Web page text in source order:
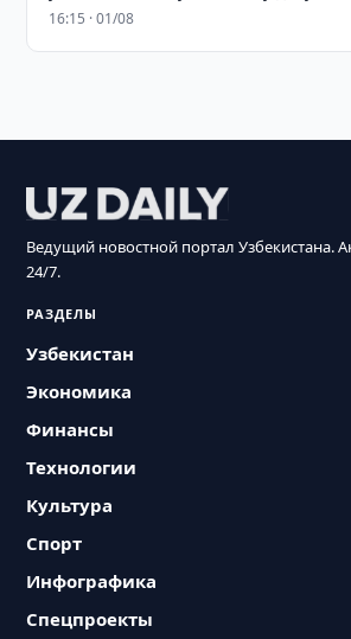
16:15 · 01/08
Ведущий новостной портал Узбекистана.
24/7.
РАЗДЕЛЫ
Узбекистан
Экономика
Финансы
Технологии
Культура
Спорт
Инфографика
Спецпроекты